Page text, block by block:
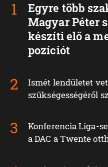
Egyre több
Magyar Péter
készíti elő a
pozíciót
Ismét lendületet
szükségességéről
Konferencia Liga-
a DAC a Twente